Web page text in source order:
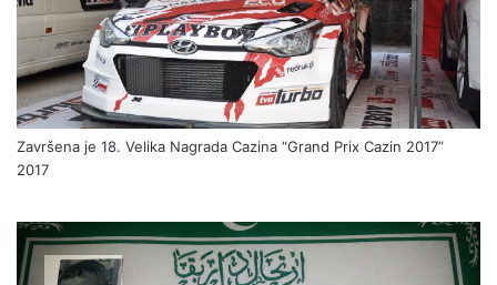
Završena je 18. Velika Nagrada Cazina “Grand Prix Cazin 2017”
2017